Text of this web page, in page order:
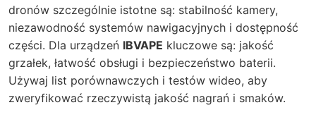
dronów szczególnie istotne są: stabilność kamery,
niezawodność systemów nawigacyjnych i dostępność
części. Dla urządzeń IBVAPE kluczowe są: jakość
grzałek, łatwość obsługi i bezpieczeństwo baterii.
Używaj list porównawczych i testów wideo, aby
zweryfikować rzeczywistą jakość nagrań i smaków.